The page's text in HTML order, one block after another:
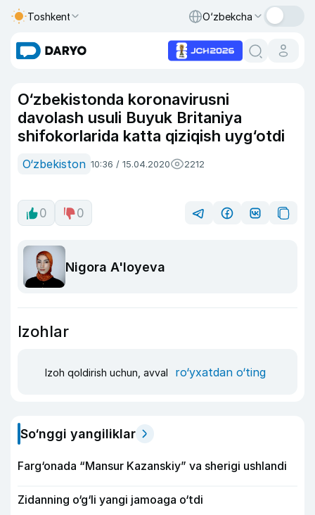
Toshkent O‘zbekcha
O‘zbekistonda koronavirusni
davolash usuli Buyuk Britaniya
shifokorlarida katta qiziqish uyg‘otdi
O‘zbekiston 10:36 / 15.04.2020 2212
0 0
Nigora A'loyeva
Izohlar
Izoh qoldirish uchun, avval ro‘yxatdan o‘ting
So‘nggi yangiliklar
Farg‘onada “Mansur Kazanskiy” va sherigi ushlandi
Zidanning o‘g‘li yangi jamoaga o‘tdi